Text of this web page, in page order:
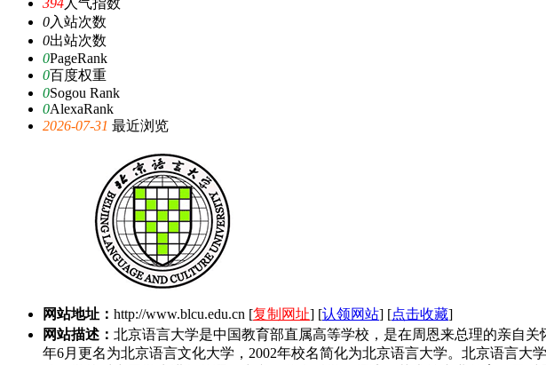
0入站次数
0出站次数
0PageRank
0百度权重
0Sogou Rank
0AlexaRank
2026-07-31 最近浏览
网站地址： http://www.blcu.edu.cn [复制网址] [认领网站] [点击收藏]
网站描述： 北京语言大学是中国教育部直属高等学校，是在周恩来总理的亲自
年6月更名为北京语言文化大学，2002年校名简化为北京语言大学。北京语言